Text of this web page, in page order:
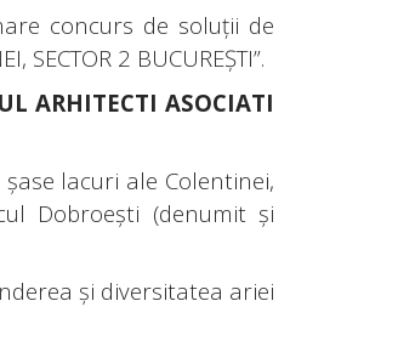
concurs de soluţii de
2 BUCUREȘTI”.
ARHITECTI ASOCIATI
lacuri ale Colentinei,
Dobroești (denumit și
și diversitatea ariei